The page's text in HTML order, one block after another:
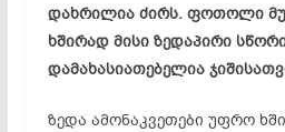
დახრილია ძირს. ფოთოლი
ხშირად მისი ზედაპირი
დამახასიათებელია
ზედა ამონაკვეთები უფრო